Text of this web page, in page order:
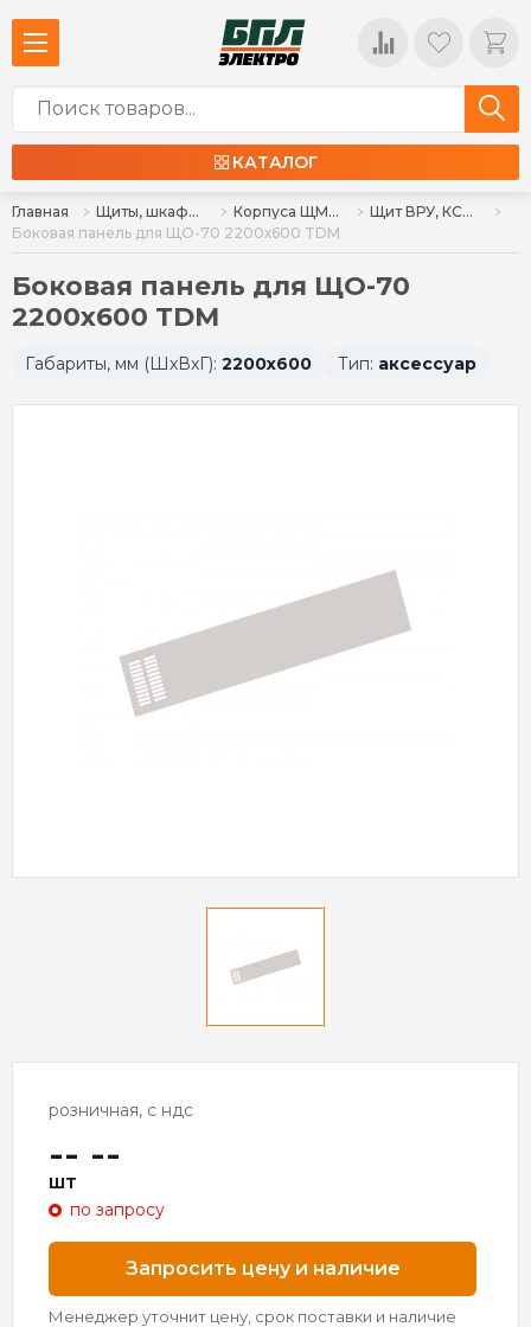
КАТАЛОГ
Главная Щиты, шкафы, корпуса и изделия к ним Корпуса ЩМП, ЩУР, ЩРН, КСРМ, аксессуары
Щит ВРУ, КСРМ, ШРС ЩО-70, ПР-1
Боковая панель для ЩО-70 2200х600 TDM
Боковая панель для ЩО-70
2200х600 TDM
Габариты, мм (ШхВхГ): 2200х600 Тип: аксессуар
розничная, с ндс
-- --
шт
по запросу
Запросить цену и наличие
Менеджер уточнит цену, срок поставки и наличие